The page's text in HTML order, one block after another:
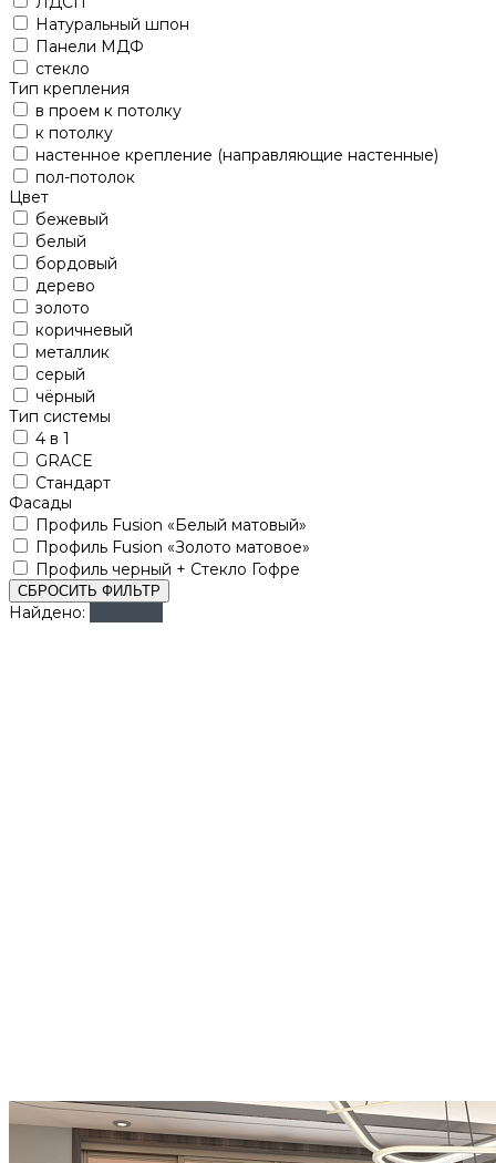
Натуральный шпон
Панели МДФ
стекло
Тип крепления
в проем к потолку
к потолку
настенное крепление (направляющие настенные)
пол-потолок
Цвет
бежевый
белый
бордовый
дерево
золото
коричневый
металлик
серый
чёрный
Тип системы
4 в 1
GRACE
Стандарт
Фасады
Профиль Fusion «Белый матовый»
Профиль Fusion «Золото матовое»
Профиль черный + Стекло Гофре
СБРОСИТЬ ФИЛЬТР
Найдено: